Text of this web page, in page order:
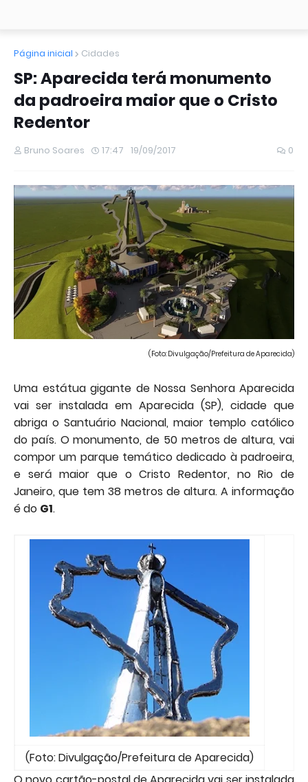
Página inicial Cidades
SP: Aparecida terá monumento
da padroeira maior que o Cristo
Redentor
Bruno Soares 17:47 19/09/2017 0
(Foto: Divulgação/Prefeitura de Aparecida)
Uma estátua gigante de Nossa Senhora Aparecida
vai ser instalada em Aparecida (SP), cidade que
abriga o Santuário Nacional, maior templo católico
do país. O monumento, de 50 metros de altura, vai
compor um parque temático dedicado à padroeira,
e será maior que o Cristo Redentor, no Rio de
Janeiro, que tem 38 metros de altura. A informação
é do G1.
(Foto: Divulgação/Prefeitura de Aparecida)